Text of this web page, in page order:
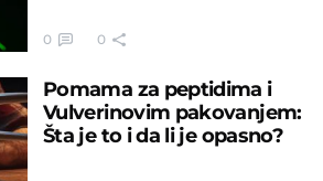
0 0
Pomama za peptidima i
Vulverinovim pakovanjem:
Šta je to i da li je opasno?